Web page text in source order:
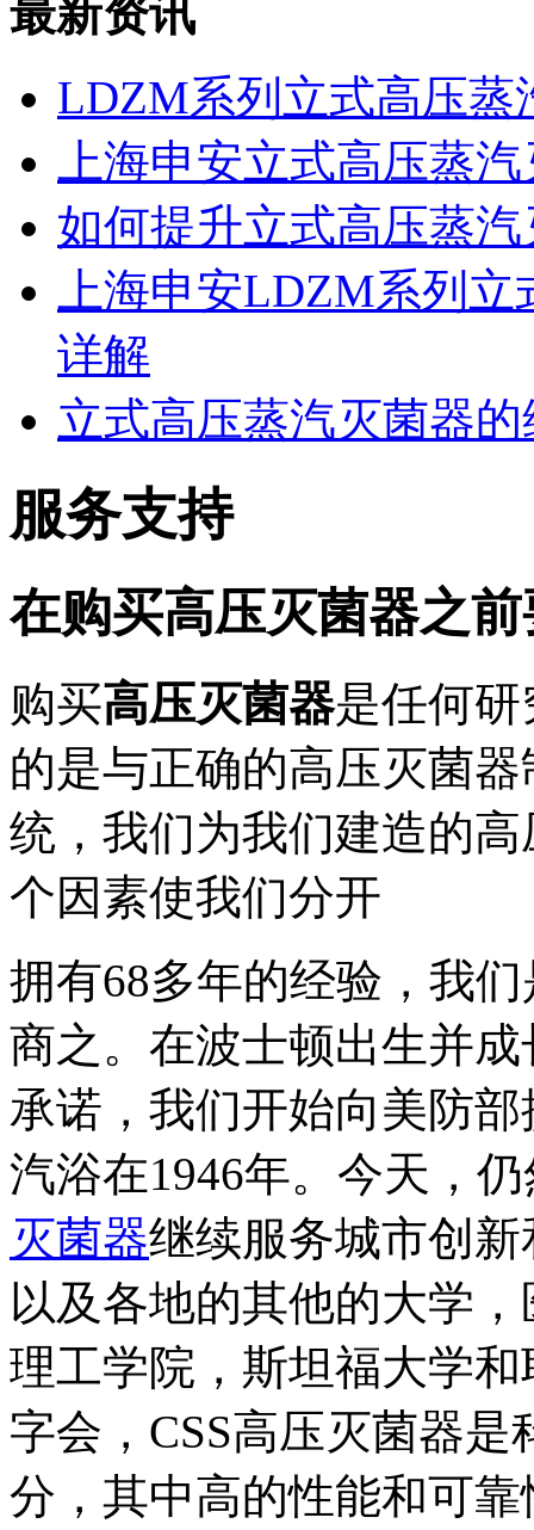
最新资讯
LDZM系列立式高压蒸
上海申安立式高压蒸
如何提升立式高压蒸
上海申安LDZM系列
详解
立式高压蒸汽灭菌器
服务支持
在购买高压灭菌器之
购买高压灭菌器是任何
的是与正确的高压灭菌
统，我们为我们建造的
个因素使我们分开
拥有68多年的经验，我
商之。在波士顿出生并
承诺，我们开始向美防
汽浴在1946年。今天，
灭菌器继续服务城市创
以及各地的其他的大学
理工学院，斯坦福大学
字会，CSS高压灭菌器
分，其中高的性能和可